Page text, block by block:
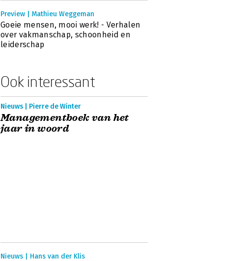
Preview | Mathieu Weggeman
Goeie mensen, mooi werk! - Verhalen
over vakmanschap, schoonheid en
leiderschap
Ook interessant
Nieuws | Pierre de Winter
Managementboek van het
jaar in woord
Nieuws | Hans van der Klis